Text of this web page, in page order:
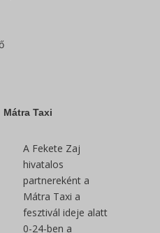
Mátra Taxi
A Fekete Zaj
hivatalos
partnereként a
Mátra Taxi a
fesztivál ideje alatt
0-24-ben a